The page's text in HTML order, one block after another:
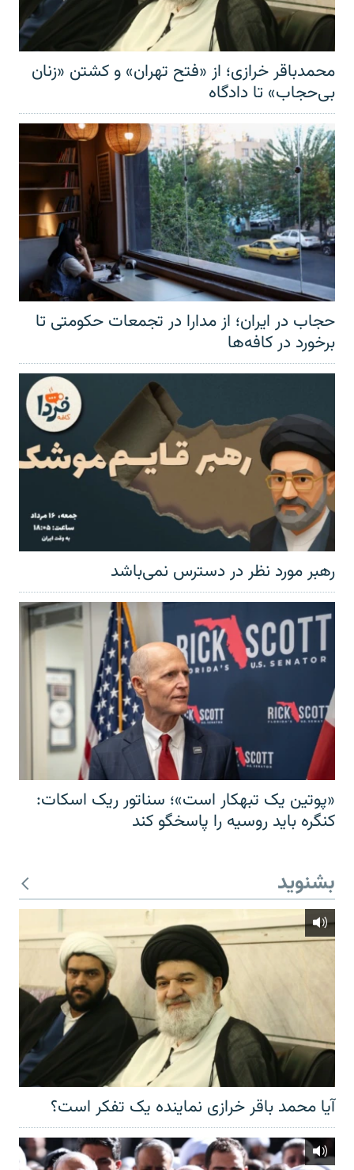
محمدباقر خرازی؛ از «فتح تهران» و کشتن «زنان
بی‌حجاب» تا دادگاه
حجاب در ایران؛ از مدارا در تجمعات حکومتی تا
برخورد در کافه‌ها
رهبر مورد نظر در دسترس نمی‌باشد
«پوتین یک تبهکار است»؛ سناتور ریک اسکات:
کنگره باید روسیه را پاسخگو کند
بشنوید
آیا محمد باقر خرازی نماینده یک تفکر است؟